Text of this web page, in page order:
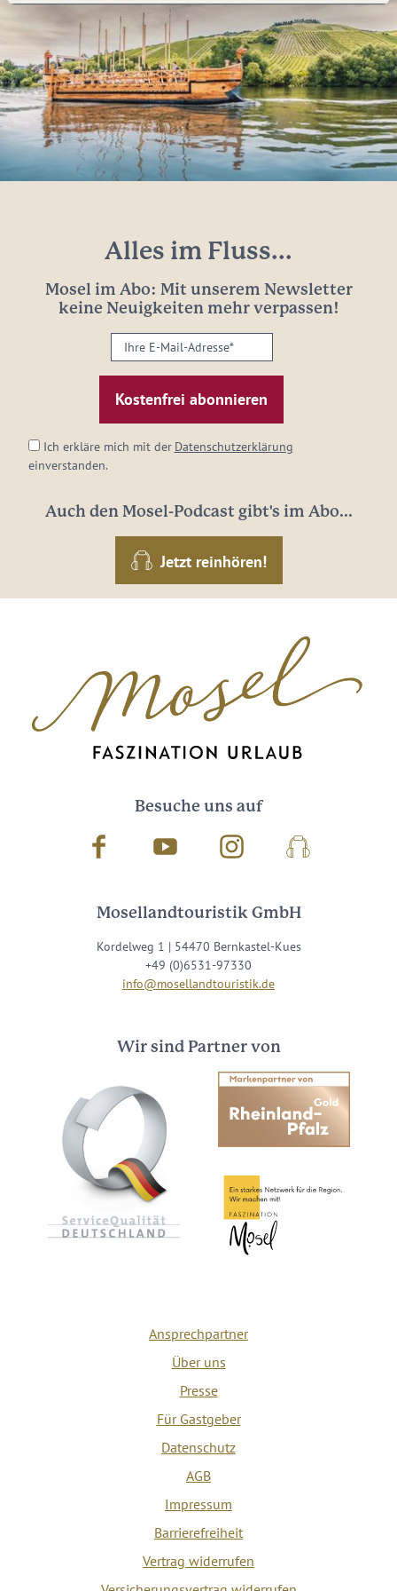
Alles im Fluss...
Mosel im Abo: Mit unserem Newsletter
keine Neuigkeiten mehr verpassen!
Ihre
E-
Mail-
Adresse:
Ich erkläre mich mit der Datenschutzerklärung
einverstanden.
Auch den Mosel-Podcast gibt's im Abo...
Jetzt reinhören!
Besuche uns auf
Facebook Youtube InstagramPodcast
Mosellandtouristik GmbH
Kordelweg 1 | 54470 Bernkastel-Kues
+49 (0)6531-97330
info@mosellandtouristik.de
Wir sind Partner von
Ansprechpartner
Über uns
Presse
Für Gastgeber
Datenschutz
AGB
Impressum
Barrierefreiheit
Vertrag widerrufen